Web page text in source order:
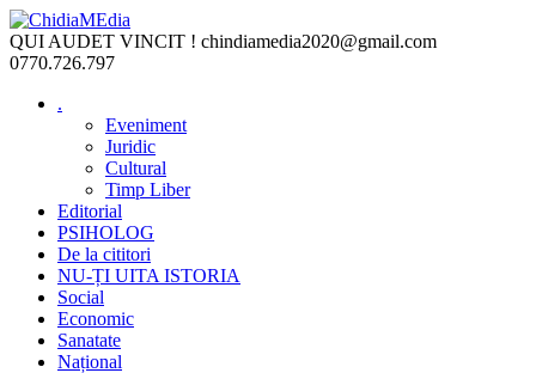
Skip
to
content
QUI AUDET VINCIT ! chindiamedia2020@gmail.com
0770.726.797
.
Eveniment
Juridic
Cultural
Timp Liber
Editorial
PSIHOLOG
De la cititori
NU-ȚI UITA ISTORIA
Social
Economic
Sanatate
Național